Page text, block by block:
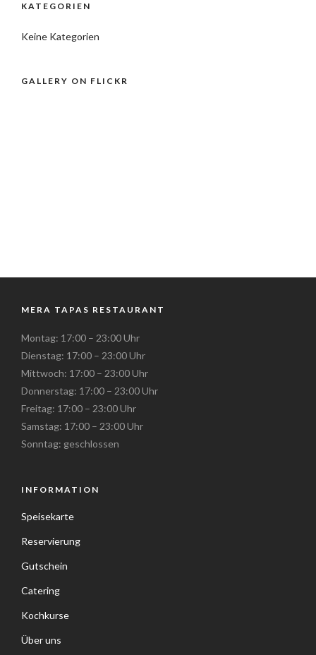
KATEGORIEN
Keine Kategorien
GALLERY ON FLICKR
MERA TAPAS RESTAURANT
Montag: 17:00 – 23:00 Uhr
Dienstag: 17:00 – 23:00 Uhr
Mittwoch: 17:00 – 23:00 Uhr
Donnerstag: 17:00 – 23:00 Uhr
Freitag: 17:00 – 23:00 Uhr
Samstag: 17:00 – 23:00 Uhr
Sonntag: geschlossen
INFORMATION
Speisekarte
Reservierung
Gutschein
Catering
Kochkurse
Über uns